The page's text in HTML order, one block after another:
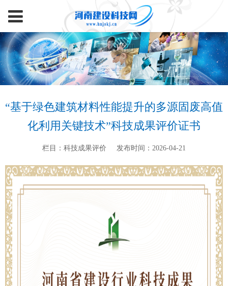
“基于绿色建筑材料性能提升的多源固废高值
化利用关键技术”科技成果评价证书
栏目：科技成果评价 发布时间：2026-04-21